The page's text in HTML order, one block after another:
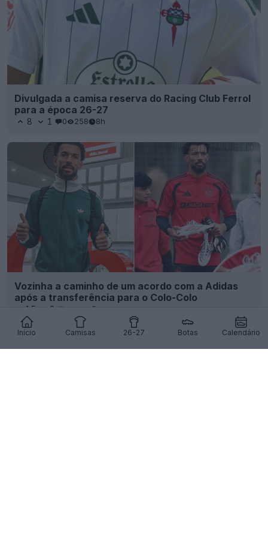
Início Camisas 26-27 Botas Calendário
Divulgada a camisa reserva do Racing Club Ferrol
para a época 26-27
8 1 0 258 8h
Vozinha a caminho de um acordo com a Adidas
após a transferência para o Colo-Colo
15 3